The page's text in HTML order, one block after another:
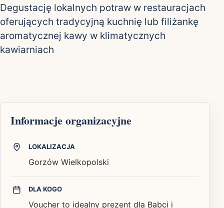
Degustację lokalnych potraw w restauracjach
oferujących tradycyjną kuchnię lub filiżankę
aromatycznej kawy w klimatycznych
kawiarniach
Informacje organizacyjne
LOKALIZACJA
Gorzów Wielkopolski
DLA KOGO
Voucher to idealny prezent dla Babci i